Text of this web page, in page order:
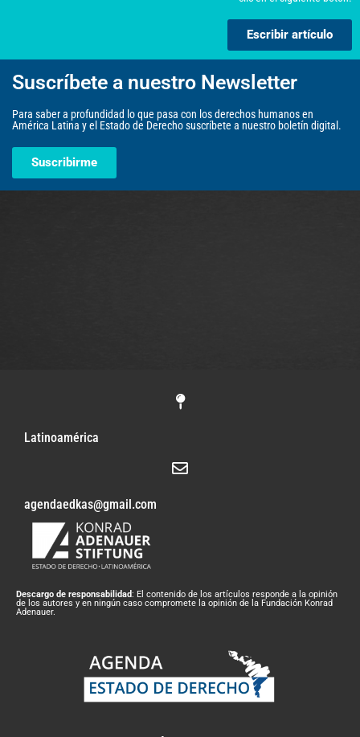
Escribir artículo
Suscríbete a nuestro Newsletter
Para saber a profundidad lo que pasa con los derechos humanos en
América Latina y el Estado de Derecho suscríbete a nuestro boletín digital.
Suscribirme
Latinoamérica
agendaedkas@gmail.com
Descargo de responsabilidad: El contenido de los artículos responde a la opinión
de los autores y en ningún caso compromete la opinión de la Fundación Konrad
Adenauer.